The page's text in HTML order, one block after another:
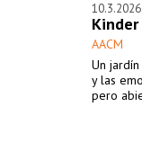
10.3.2026
Kinder
AACM
Un
y las
pero